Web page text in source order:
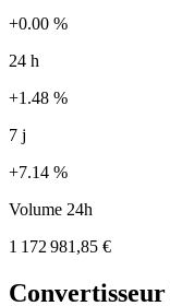
+0.00 %
24 h
+1.48 %
7 j
+7.14 %
Volume 24h
1 172 981,85 €
Convertisseur